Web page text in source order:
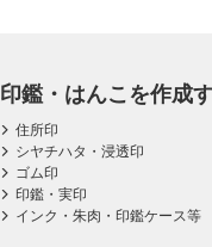
印鑑・はんこを作成
住所印
シヤチハタ・浸透印
ゴム印
印鑑・実印
インク・朱肉・印鑑ケース等